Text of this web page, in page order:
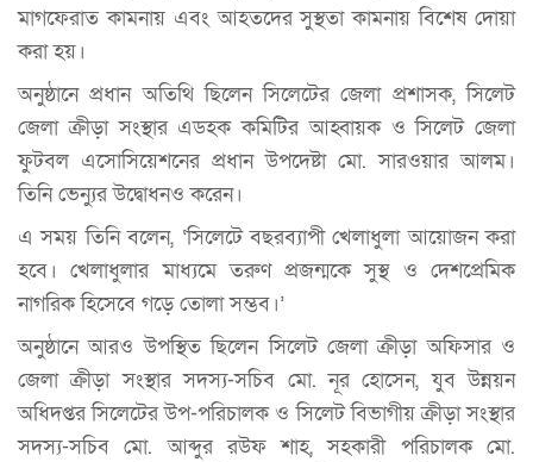
মাগফেরাত কামনায় এবং আহতদের সুস্থতা কামনায় বিশেষ দোয়া
করা হয়।
অনুষ্ঠানে প্রধান অতিথি ছিলেন সিলেটের জেলা প্রশাসক, সিলেট
জেলা ক্রীড়া সংস্থার এডহক কমিটির আহ্বায়ক ও সিলেট জেলা
ফুটবল এসোসিয়েশনের প্রধান উপদেষ্টা মো. সারওয়ার আলম।
তিনি ভেন্যুর উদ্বোধনও করেন।
এ সময় তিনি বলেন, ‘সিলেটে বছরব্যাপী খেলাধুলা আয়োজন করা
হবে। খেলাধুলার মাধ্যমে তরুণ প্রজন্মকে সুস্থ ও দেশপ্রেমিক
নাগরিক হিসেবে গড়ে তোলা সম্ভব।’
অনুষ্ঠানে আরও উপস্থিত ছিলেন সিলেট জেলা ক্রীড়া অফিসার ও
জেলা ক্রীড়া সংস্থার সদস্য-সচিব মো. নূর হোসেন, যুব উন্নয়ন
অধিদপ্তর সিলেটের উপ-পরিচালক ও সিলেট বিভাগীয় ক্রীড়া সংস্থার
সদস্য-সচিব মো. আব্দুর রউফ শাহ, সহকারী পরিচালক মো.